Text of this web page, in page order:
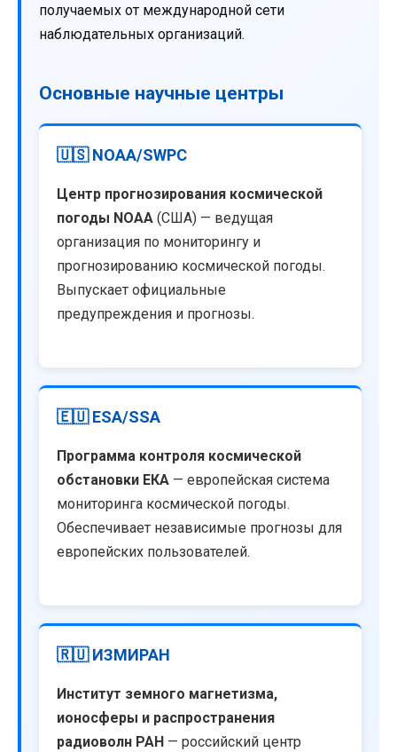
получаемых от международной сети
наблюдательных организаций.
Основные научные центры
🇺🇸 NOAA/SWPC
Центр прогнозирования космической
погоды NOAA (США) — ведущая
организация по мониторингу и
прогнозированию космической погоды.
Выпускает официальные
предупреждения и прогнозы.
🇪🇺 ESA/SSA
Программа контроля космической
обстановки ЕКА — европейская система
мониторинга космической погоды.
Обеспечивает независимые прогнозы для
европейских пользователей.
🇷🇺 ИЗМИРАН
Институт земного магнетизма,
ионосферы и распространения
радиоволн РАН — российский центр